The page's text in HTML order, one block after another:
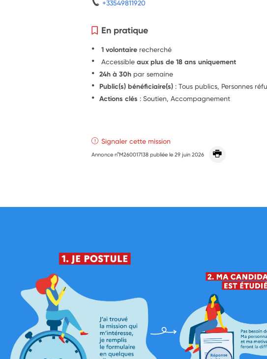
+33549811920
En pratique
1 volontaire recherché
Accessibleaux plus de 18 ans uniquement
24h à 30h par semaine
Public(s) bénéficiaire(s) : Tous publics, Personnes
Actions clés : Soutien, Accompagnement
Signaler cette mission
Annonce n°M260017138 publiée le29 juin 2026